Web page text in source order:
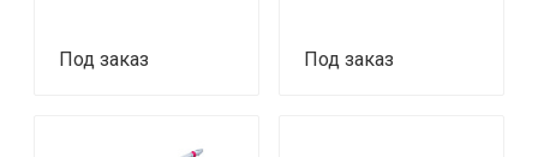
Под заказ Под заказ